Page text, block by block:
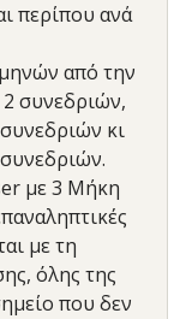
περίπου ανά
από την
συνεδριών,
κι
με 3 Μήκη
με τη
όλης της
που δεν